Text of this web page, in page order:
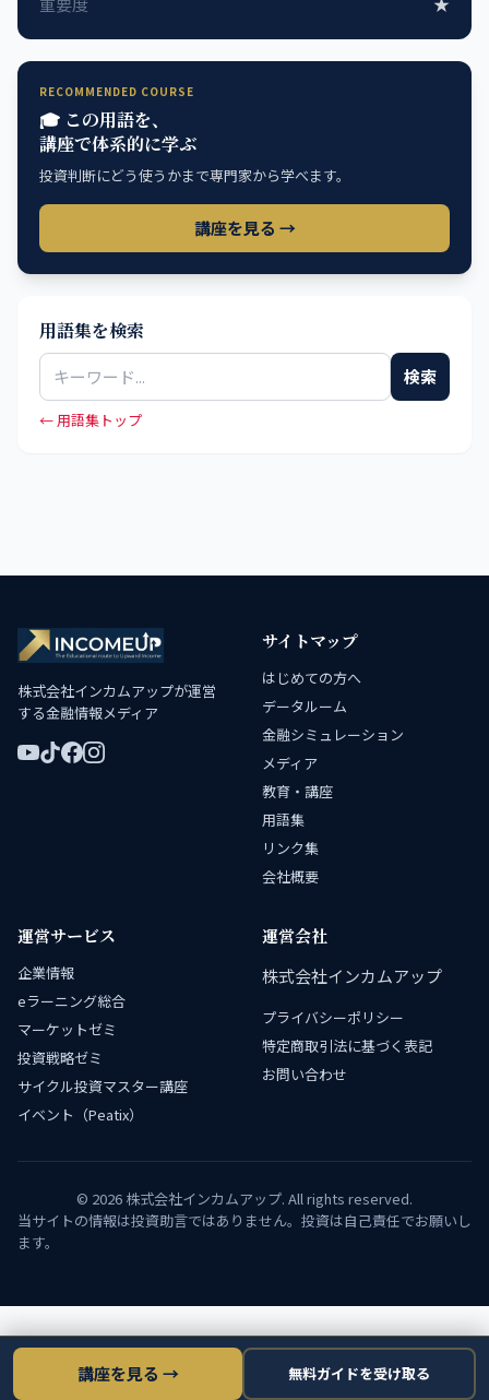
RECOMMENDED COURSE
🎓 この用語を、
講座で体系的に学ぶ
投資判断にどう使うかまで専門家から学べます。
講座を見る →
用語集を検索
検索
← 用語集トップ
講座を見る → 無料ガイドを受け取る
株式会社インカムアップが運営
する金融情報メディア
サイトマップ
はじめての方へ
データルーム
金融シミュレーション
メディア
教育・講座
用語集
リンク集
会社概要
運営サービス
企業情報
eラーニング総合
マーケットゼミ
投資戦略ゼミ
サイクル投資マスター講座
イベント（Peatix）
運営会社
株式会社インカムアップ
プライバシーポリシー
特定商取引法に基づく表記
お問い合わせ
© 2026 株式会社インカムアップ. All rights reserved.
当サイトの情報は投資助言ではありません。投資は自己責任でお願いし
ます。